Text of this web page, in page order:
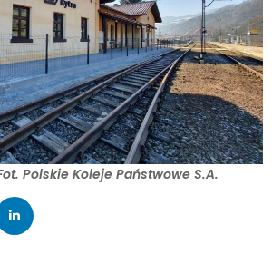
Polskie Koleje Państwowe S.A.